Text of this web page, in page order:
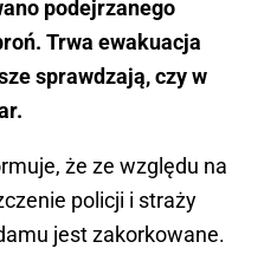
podejrzanego
Trwa ewakuacja
sprawdzają, czy w
że ze względu na
policji i straży
jest zakorkowane.